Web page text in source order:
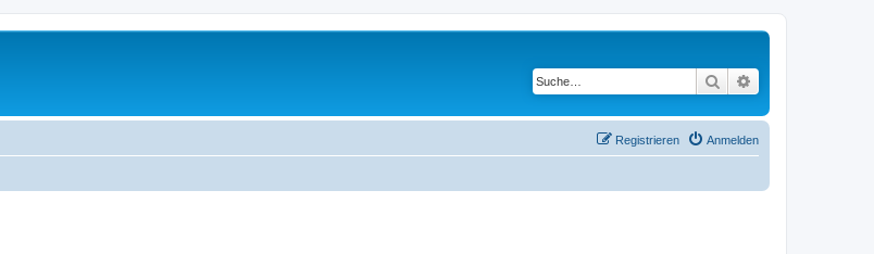
Suche
Anmelden
Registrieren